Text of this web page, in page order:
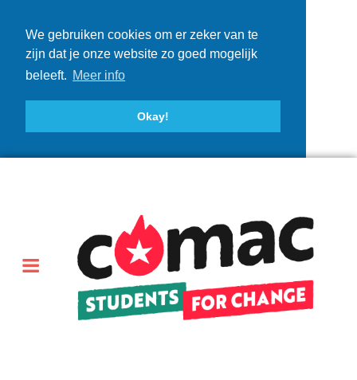
We gebruiken cookies om er zeker van te
zijn dat je onze website zo goed mogelijk
beleeft. Meer info
Okay!